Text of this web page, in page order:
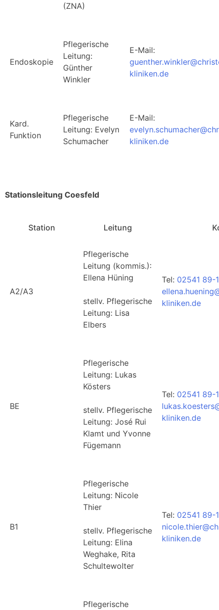
(ZNA)
Endoskopie
Pflegerische
Leitung:
Günther
Winkler
E-Mail:
kliniken.de
Kard.
Funktion
Pflegerische
Leitung: Evelyn
Schumacher
E-Mail:
kliniken.de
Stationsleitung Coesfeld
Station Leitung
A2/A3
Pflegerische
Leitung (kommis.):
Ellena Hüning
stellv. Pflegerische
Leitung: Lisa
Elbers
Tel: 02541 89-
kliniken.de
BE
Pflegerische
Leitung: Lukas
Kösters
stellv. Pflegerische
Leitung: José Rui
Klamt und Yvonne
Fügemann
Tel: 02541 89-
kliniken.de
B1
Pflegerische
Leitung: Nicole
Thier
stellv. Pflegerische
Leitung: Elina
Weghake, Rita
Schultewolter
Tel: 02541 89-
kliniken.de
Pflegerische